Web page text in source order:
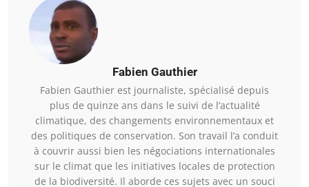
Fabien Gauthier
Fabien Gauthier est journaliste, spécialisé depuis
plus de quinze ans dans le suivi de l’actualité
climatique, des changements environnementaux et
des politiques de conservation. Son travail l’a conduit
à couvrir aussi bien les négociations internationales
sur le climat que les initiatives locales de protection
de la biodiversité. Il aborde ces sujets avec un souci